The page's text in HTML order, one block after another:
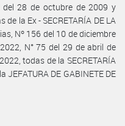
del 28 de octubre de 2009 y
la Ex - SECRETARÍA DE LA
Nº 156 del 10 de diciembre
N° 75 del 29 de abril de
todas de la SECRETARÍA
JEFATURA DE GABINETE DE